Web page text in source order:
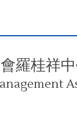
羅桂祥